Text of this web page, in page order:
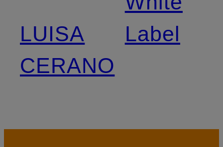
LUISA
CERANO
Label